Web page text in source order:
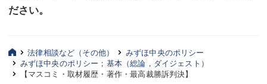
みずほ中央の特長・形式編
三平 聡史
ださい。
みずほ中央の特長・形式編
三平 聡史
法律相談など（その他）
みずほ中央のポリシー
みずほ中央のポリシー；基本（総論，ダイジェスト）
【マスコミ・取材履歴・著作・最高裁勝訴判決】